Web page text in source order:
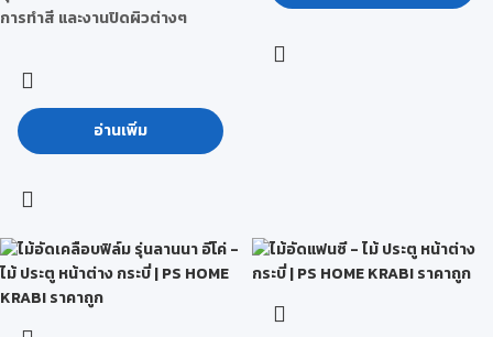
การทำสี และงานปิดผิวต่างๆ
อ่านเพิ่ม